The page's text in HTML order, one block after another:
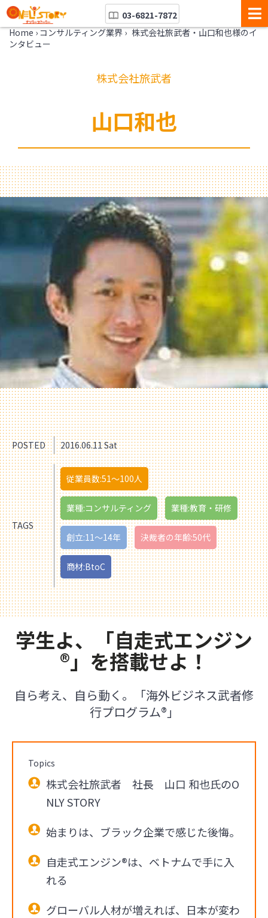
03-6821-7872
Home › コンサルティング業界 › 株式会社旅武者・山口和也様のイ
ンタビュー
株式会社旅武者
山口和也
POSTED 2016.06.11 Sat
TAGS
従業員数:51〜100人
業種:コンサルティング 業種:教育・研修
創立:11〜14年 決裁者の年齢:50代
商材:BtoC
学生よ、「自走式エンジン
®」を搭載せよ！
自ら考え、自ら動く。「海外ビジネス武者修
行プログラム®」
Topics
株式会社旅武者 社長 山口 和也氏のO
NLY STORY
始まりは、ブラック企業で感じた後悔。
自走式エンジン®は、ベトナムで手に入
れる
グローバル人材が増えれば、日本が変わ